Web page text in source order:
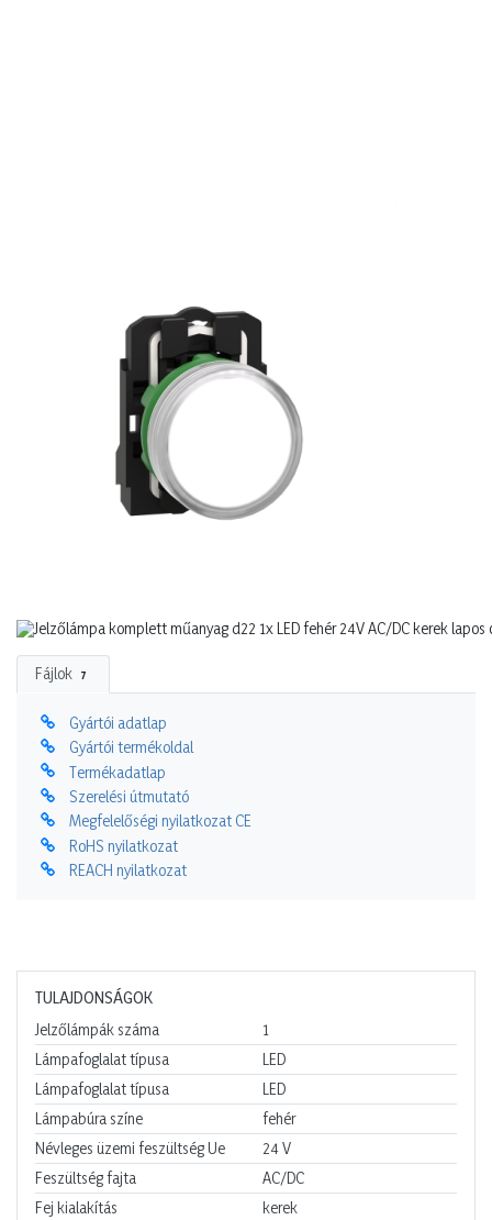
Fájlok 7
Gyártói adatlap
Gyártói termékoldal
Termékadatlap
Szerelési útmutató
Megfelelőségi nyilatkozat CE
RoHS nyilatkozat
REACH nyilatkozat
TULAJDONSÁGOK
Jelzőlámpák száma
1
Lámpafoglalat típusa
LED
Lámpafoglalat típusa
LED
Lámpabúra színe
fehér
Névleges üzemi feszültség Ue
24V
Feszültség fajta
AC/DC
Fej kialakítás
kerek